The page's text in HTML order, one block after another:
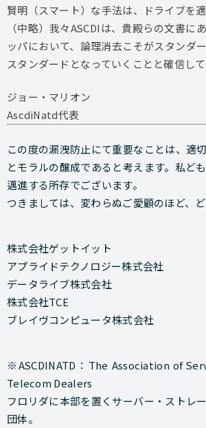
賢明（スマート）な手法は、ドライブを
（中略）我々ASCDIは、貴殿らの文書
ッパにおいて、論理消去こそがスタンダ
スタンダードとなっていくことと確信して
ジョー・マリオン
AscdiNatd代表
この度の漏洩防止にて重要なことは、適
とモラルの醸成であると考えます。私ど
邁進する所存でございます。
つきましては、変わらぬご愛顧のほど、
株式会社ゲットイット
アプライドテクノロジー株式会社
データライブ株式会社
株式会社TCE
ブレイヴコンピュータ株式会社
※ASCDINATD：The Association of
Telecom Dealers
フロリダに本部を置くサーバー・ストレ
団体。